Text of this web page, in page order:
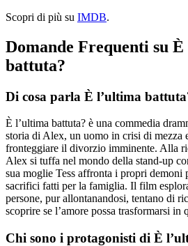
Scopri di più su IMDB.
Domande Frequenti su
battuta?
Di cosa parla È l’ultima
È l’ultima battuta? è una commedia
storia di Alex, un uomo in crisi di mezza
fronteggiare il divorzio imminente. Alla
Alex si tuffa nel mondo della stand-up
sua moglie Tess affronta i propri demoni
sacrifici fatti per la famiglia. Il film
persone, pur allontanandosi, tentano di
scoprire se l’amore possa trasformarsi in
Chi sono i protagonisti di È